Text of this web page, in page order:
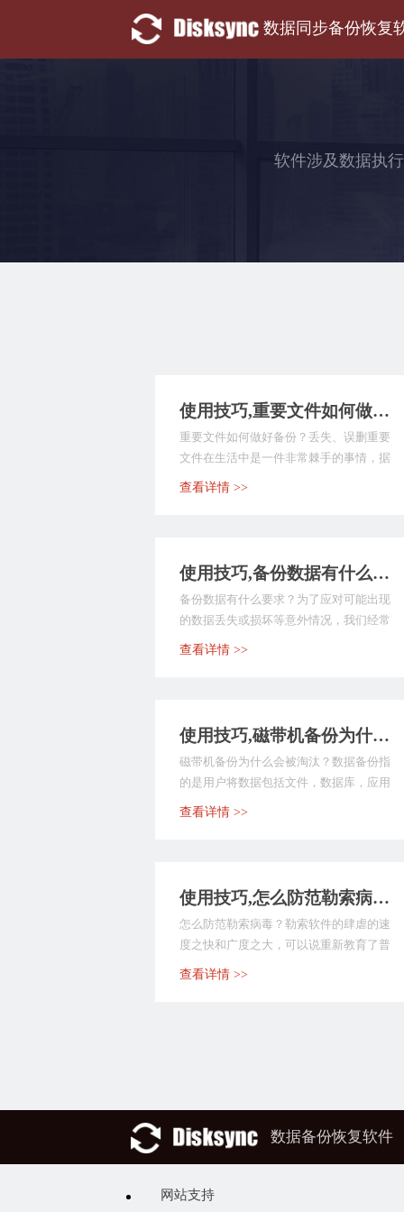
数据同步备份恢复
软件涉及数据执
使用技巧,重要文件如何做好备份？教您轻松完成协同办公
重要文件如何做好备份？丢失、误删重要
文件在生活中是一件非常棘手的事情，据
不完全统计，当前关...
查看详情 >>
使用技巧,备份数据有什么要求？2022最新备份数据方法
备份数据有什么要求？为了应对可能出现
的数据丢失或损坏等意外情况，我们经常
需要将电子计算机存...
查看详情 >>
使用技巧,磁带机备份为什么会被淘汰？答案就在这里
磁带机备份为什么会被淘汰？数据备份指
的是用户将数据包括文件，数据库，应用
程序等贮存起来，用...
查看详情 >>
使用技巧,怎么防范勒索病毒？做好这一点很关键
怎么防范勒索病毒？勒索软件的肆虐的速
度之快和广度之大，可以说重新教育了普
通用户对勒索病毒的...
查看详情 >>
数据备份恢复软件
网站支持